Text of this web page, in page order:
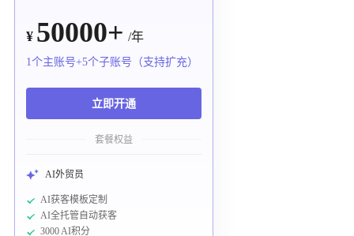
¥ 50000+ /年
1个主账号+5个子账号（支持扩充）
立即开通
套餐权益
AI外贸员
AI获客模板定制
AI全托管自动获客
3000 AI积分